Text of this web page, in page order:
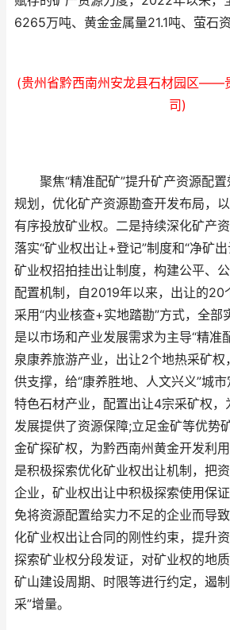
6265万吨、黄金金属量21.1吨、萤石
(贵州省黔西南州安龙县石材园区——
司)
聚焦“精准配矿”提升矿产资源配置
规划，优化矿产资源勘查开发布局，
有序投放矿业权。二是持续深化矿产
落实“矿业权出让+登记”制度和“净矿
矿业权招拍挂出让制度，构建公平、
配置机制，自2019年以来，出让的20
采用“内业核查+实地踏勘”方式，全部
是以市场和产业发展需求为主导“精准
泉康养旅游产业，出让2个地热采矿权
供支撑，给“康养胜地、人文兴义”城
特色石材产业，配置出让4宗采矿权，
发展提供了资源保障;立足金矿等优势
金矿探矿权，为黔西南州黄金开发利
是积极探索优化矿业权出让机制，把
企业，矿业权出让中积极探索使用保
免将资源配置给实力不足的企业而导
化矿业权出让合同的刚性约束，提升资
探索矿业权分段发证，对矿业权的地
矿山建设周期、时限等进行约定，遏
采”增量。